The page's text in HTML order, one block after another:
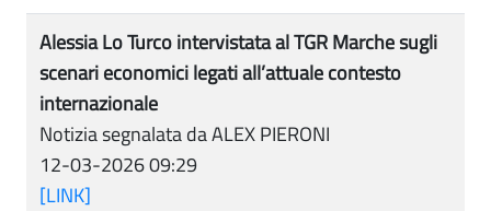
Alessia Lo Turco intervistata al TGR Marche sugli
scenari economici legati all’attuale contesto
internazionale
Notizia segnalata da ALEX PIERONI
12-03-2026 09:29
[LINK]